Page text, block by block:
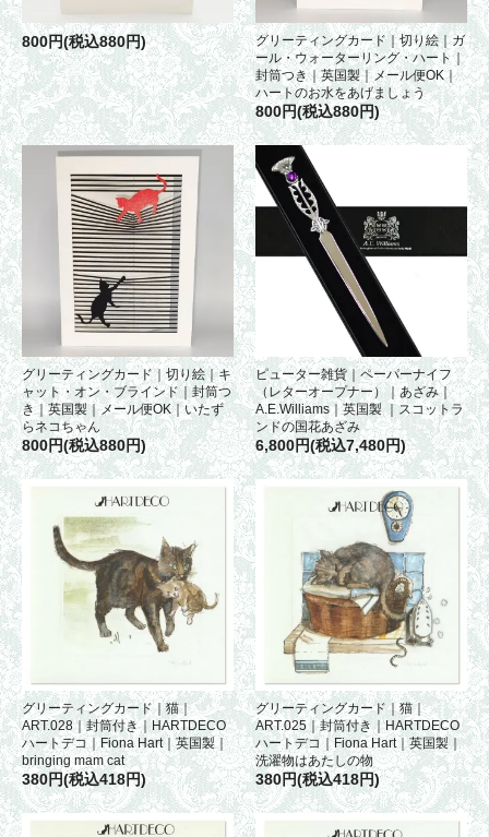
800円(税込880円)
グリーティングカード｜切り絵｜ガ
ール・ウォーターリング・ハート｜
封筒つき｜英国製｜メール便OK｜
ハートのお水をあげましょう
800円(税込880円)
グリーティングカード｜切り絵｜キ
ャット・オン・ブラインド｜封筒つ
き｜英国製｜メール便OK｜いたず
らネコちゃん
800円(税込880円)
ピューター雑貨｜ペーパーナイフ
（レターオープナー）｜あざみ｜
A.E.Williams｜英国製 ｜スコットラ
ンドの国花あざみ
6,800円(税込7,480円)
グリーティングカード｜猫｜
ART.028｜封筒付き｜HARTDECO
ハートデコ｜Fiona Hart｜英国製｜
bringing mam cat
380円(税込418円)
グリーティングカード｜猫｜
ART.025｜封筒付き｜HARTDECO
ハートデコ｜Fiona Hart｜英国製｜
洗濯物はあたしの物
380円(税込418円)